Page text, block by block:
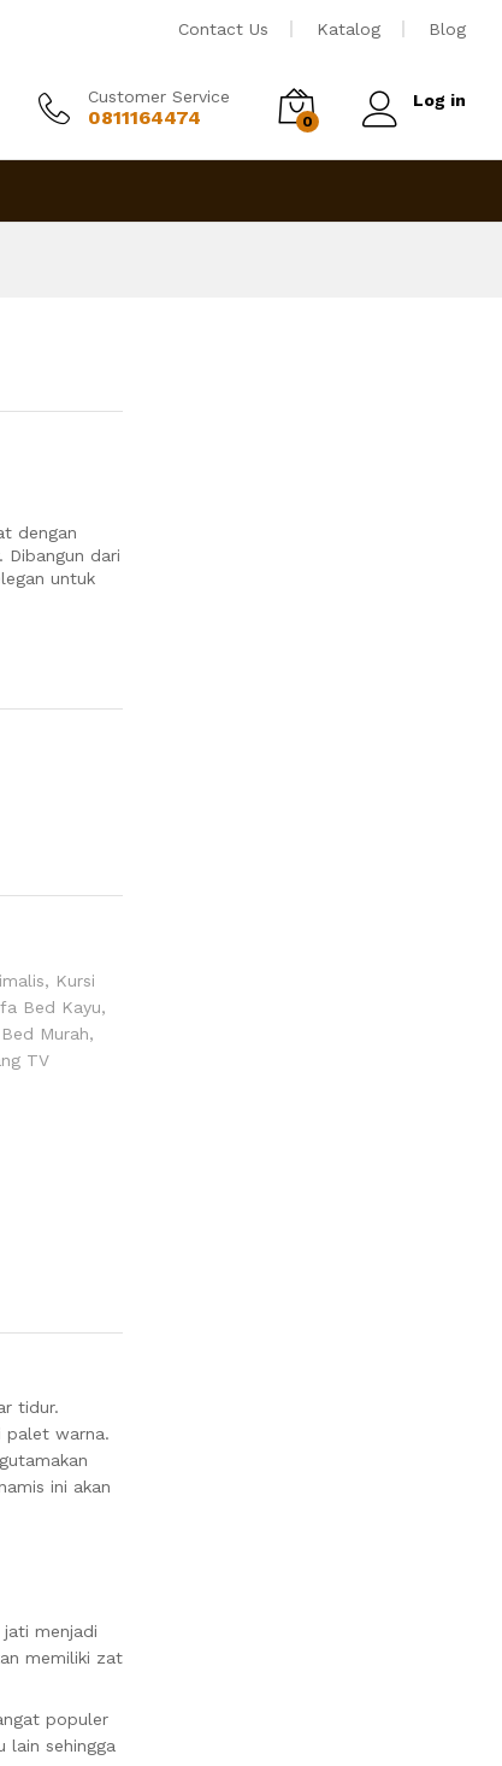
Contact Us Katalog Blog
Customer Service
0811164474 0
Log in
dengan
Dibangun dari
untuk
, Kursi
Bed Kayu,
Murah,
TV
tidur.
palet warna.
ini akan
menjadi
memiliki zat
populer
lain sehingga
Tambah ke keranjang